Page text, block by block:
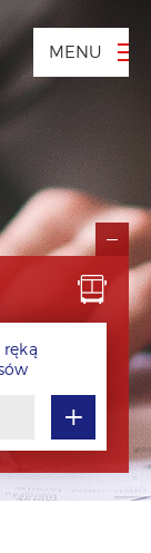
MENU
+